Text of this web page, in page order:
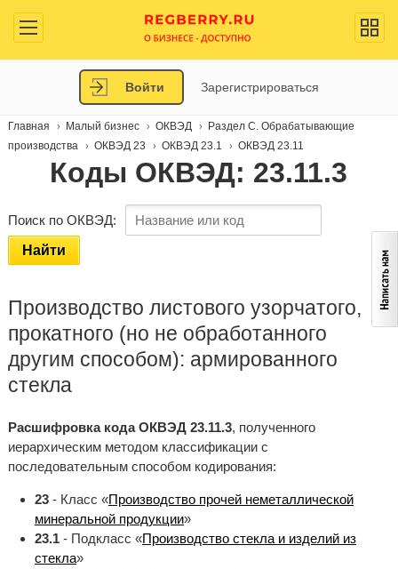
Войти Зарегистрироваться
Главная Малый бизнес ОКВЭД
Раздел C. Обрабатывающие
производства
ОКВЭД 23 ОКВЭД 23.1 ОКВЭД 23.11
Коды ОКВЭД: 23.11.3
Поиск по ОКВЭД:
Найти
Производство листового узорчатого,
прокатного (но не обработанного
другим способом): армированного
стекла
Расшифровка кода ОКВЭД 23.11.3, полученного
иерархическим методом классификации с
последовательным способом кодирования:
23- Класс «Производство прочей неметаллической
минеральной продукции»
23.1- Подкласс «Производство стекла и изделий из
стекла»